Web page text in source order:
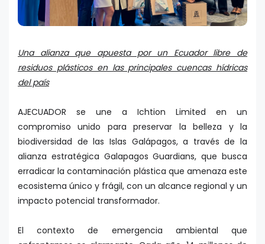
Una alianza que apuesta por un Ecuador libre de
residuos plásticos en las principales cuencas hídricas
del país
AJECUADOR se une a Ichtion Limited en un
compromiso unido para preservar la belleza y la
biodiversidad de las Islas Galápagos, a través de la
alianza estratégica Galapagos Guardians, que busca
erradicar la contaminación plástica que amenaza este
ecosistema único y frágil, con un alcance regional y un
impacto potencial transformador.
El contexto de emergencia ambiental que